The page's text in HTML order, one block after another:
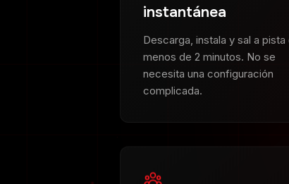
instantánea
Descarga, instala y sal a pista
menos de 2 minutos. No se
necesita una configuración
complicada.